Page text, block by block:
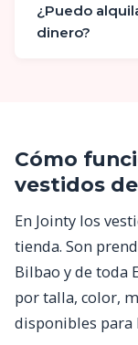
¿Puedo
dinero?
Cómo
vestidos
En Jointy los
tienda. Son
Bilbao y de toda
por talla, color,
disponibles para